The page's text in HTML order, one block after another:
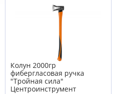
Колун 2000гр
фибергласовая ручка
"Тройная сила"
Центроинструмент